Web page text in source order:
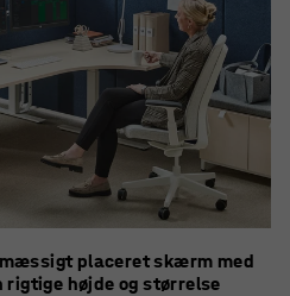
placeret skærm med
højde og størrelse